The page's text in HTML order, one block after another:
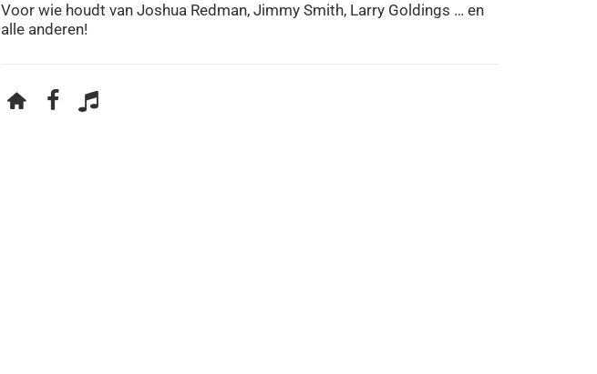
Voor wie houdt van Joshua Redman, Jimmy Smith, Larry Goldings … en
alle anderen!